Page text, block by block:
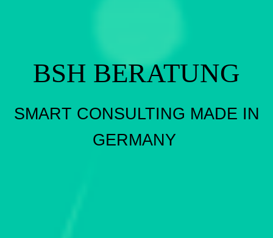
BSH BERATUNG
SMART CONSULTING MADE IN
GERMANY